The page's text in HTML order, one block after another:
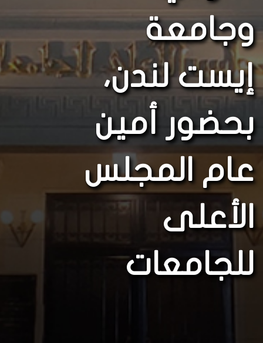
وجامعة
إيست لندن،
بحضور أمين
عام المجلس
الأعلى
للجامعات